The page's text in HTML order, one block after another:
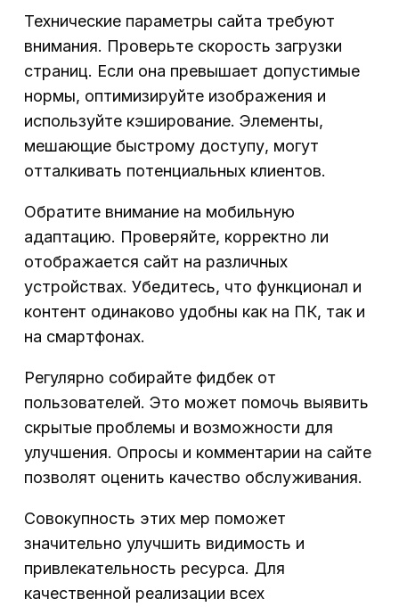
Технические параметры сайта требуют
внимания. Проверьте скорость загрузки
страниц. Если она превышает допустимые
нормы, оптимизируйте изображения и
используйте кэширование. Элементы,
мешающие быстрому доступу, могут
отталкивать потенциальных клиентов.
Обратите внимание на мобильную
адаптацию. Проверяйте, корректно ли
отображается сайт на различных
устройствах. Убедитесь, что функционал и
контент одинаково удобны как на ПК, так и
на смартфонах.
Регулярно собирайте фидбек от
пользователей. Это может помочь выявить
скрытые проблемы и возможности для
улучшения. Опросы и комментарии на сайте
позволят оценить качество обслуживания.
Совокупность этих мер поможет
значительно улучшить видимость и
привлекательность ресурса. Для
качественной реализации всех